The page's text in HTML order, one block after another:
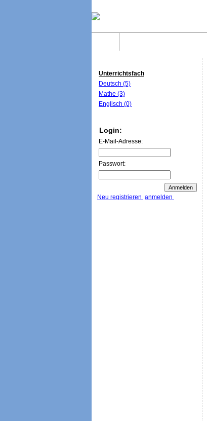
Unterrichtsfach
Deutsch (5)
Mathe (3)
Englisch (0)
Login:
E-Mail-Adresse:
Passwort:
Neu registrieren anmelden